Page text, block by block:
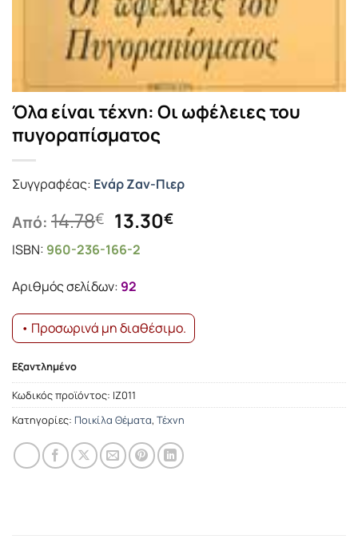
Όλα είναι τέχνη: Οι ωφέλειες του
πυγοραπίσματος
Συγγραφέας: Ενάρ Ζαν-Πιερ
Από: 14.78€ Original
price
was:
14.78€.
13.30€Η
ISBN: 960-236-166-2
Αριθμός σελίδων:92
• Προσωρινά μη διαθέσιμο.
Εξαντλημένο
Κωδικός προϊόντος: ΙΖ011
Κατηγορίες: Ποικίλα Θέματα, Τέχνη